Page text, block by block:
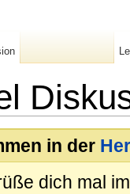
in der
dich mal